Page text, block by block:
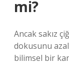
mi?
Ancak sakız
dokusunu
bilimsel bir